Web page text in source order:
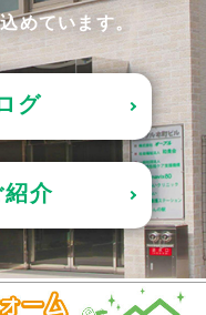
めています。
グ
紹介